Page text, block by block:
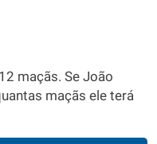
maçãs. Se João
maçãs ele terá